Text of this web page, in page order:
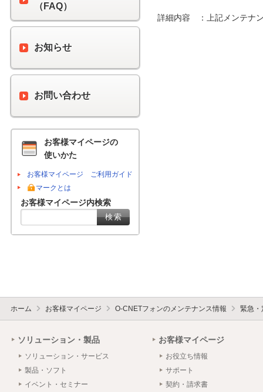
詳細内容　：上記メンテナ
（FAQ）
お知らせ
お問い合わせ
お客様マイページの
使いかた
お客様マイページ ご利用ガイド
マークとは
お客様マイページ内検索
ホーム お客様マイページ O-CNETフォンのメンテナンス情報 緊急・
ソリューション・製品
ソリューション・サービス
製品・ソフト
イベント・セミナー
お客様マイページ
お役立ち情報
サポート
契約・請求書